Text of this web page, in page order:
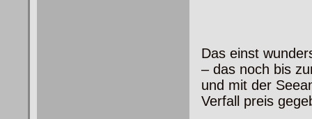
Das einst
– das noch bis
und mit der
Verfall preis